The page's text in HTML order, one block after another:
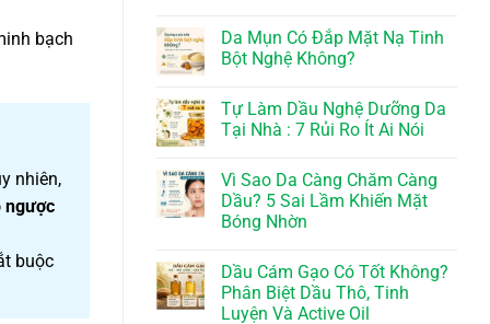
bạch
nhiên,
ngược
buộc
Da Mụn Có Đắp Mặt Nạ Tinh
Bột Nghệ Không?
Tự Làm Dầu Nghệ Dưỡng Da
Tại Nhà : 7 Rủi Ro Ít Ai Nói
Vì Sao Da Càng Chăm Càng
Dầu? 5 Sai Lầm Khiến Mặt
Bóng Nhờn
Dầu Cám Gạo Có Tốt Không?
Phân Biệt Dầu Thô, Tinh
Luyện Và Active Oil